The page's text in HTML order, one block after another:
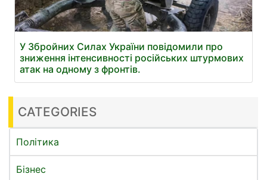
У Збройних Силах України повідомили про
зниження інтенсивності російських штурмових
атак на одному з фронтів.
CATEGORIES
Політика
Бізнес